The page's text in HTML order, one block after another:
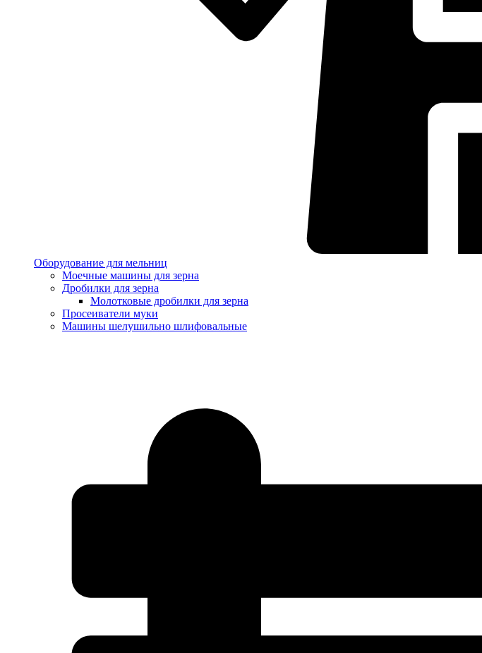
Оборудование для мельниц
Моечные машины для зерна
Дробилки для зерна
Молотковые дробилки для зерна
Просеиватели муки
Машины шелушильно шлифовальные